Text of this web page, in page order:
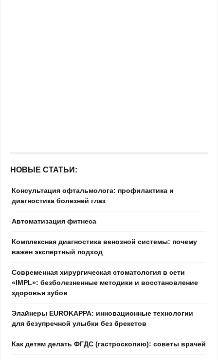
НОВЫЕ СТАТЬИ:
Консультация офтальмолога: профилактика и
диагностика болезней глаз
Автоматизация фитнеса
Комплексная диагностика венозной системы: почему
важен экспертный подход
Современная хирургическая стоматология в сети
«IMPL»: безболезненные методики и восстановление
здоровья зубов
Элайнеры EUROKAPPA: инновационные технологии
для безупречной улыбки без брекетов
Как детям делать ФГДС (гастроскопию): советы врачей